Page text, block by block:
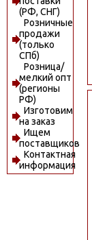
(РФ, СНГ)
Розничные
продажи
(только
СПб)
Розница/
мелкий опт
(регионы
РФ)
Изготовим
на заказ
Ищем
поставщиков
Контактная
информация